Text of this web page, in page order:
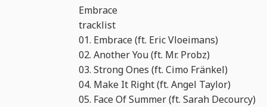
Embrace
tracklist
01. Embrace (ft. Eric Vloeimans)
02. Another You (ft. Mr. Probz)
03. Strong Ones (ft. Cimo Fränkel)
04. Make It Right (ft. Angel Taylor)
05. Face Of Summer (ft. Sarah Decourcy)